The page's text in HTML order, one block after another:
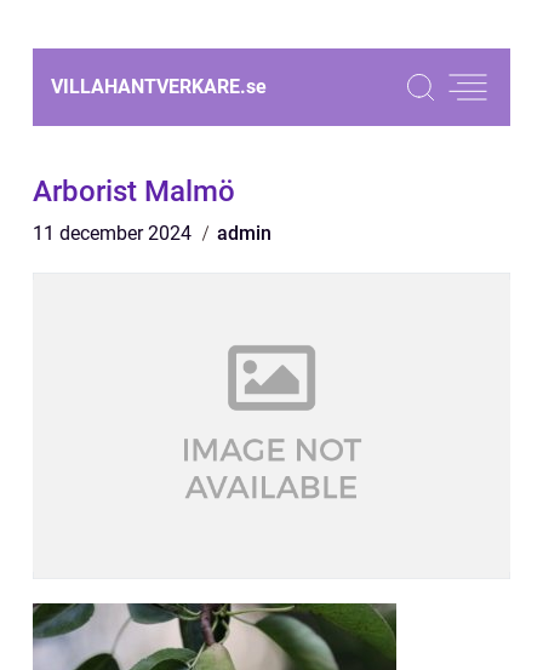
VILLAHANTVERKARE.se
Arborist Malmö
11 december 2024 admin